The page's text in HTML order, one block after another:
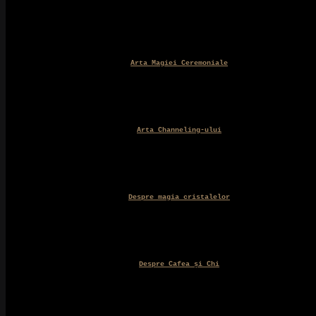
Arta Magiei Ceremoniale
Arta Channeling-ului
Despre magia cristalelor
Despre Cafea și Chi